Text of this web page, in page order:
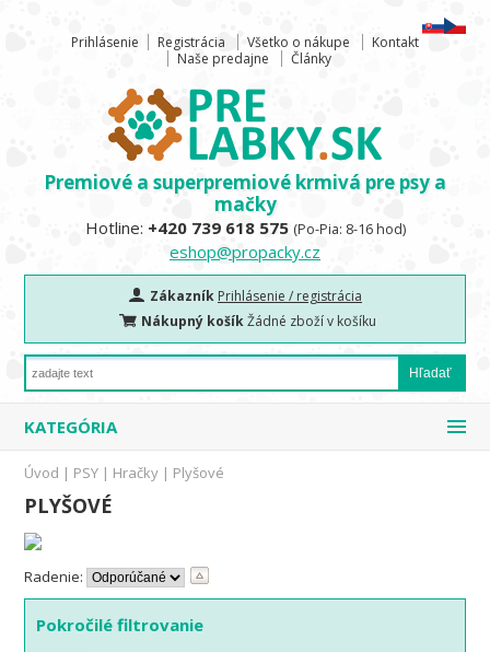
Prihlásenie Registrácia Všetko o nákupe
Kontakt
Naše predajne
Články
Premiové a superpremiové krmivá pre psy a
mačky
Hotline: +420 739 618 575 (Po-Pia: 8-16 hod)
eshop@propacky.cz
Zákazník Prihlásenie / registrácia
Nákupný košíkŽádné zboží v košíku
KATEGÓRIA
Úvod | PSY | Hračky | Plyšové
PLYŠOVÉ
Radenie:
Pokročilé filtrovanie